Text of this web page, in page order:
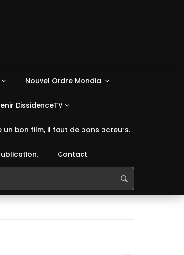
Nouvel Ordre Mondial
DissidenceTV
un bon film, il faut de bons acteurs.
Contact